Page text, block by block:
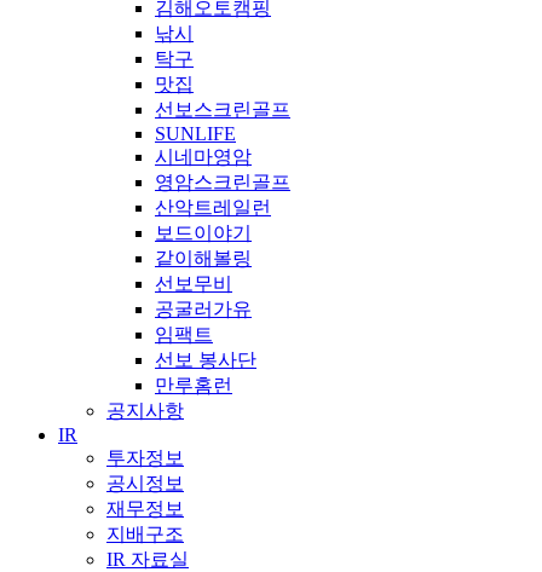
김해오토캠핑
낚시
탁구
맛집
선보스크린골프
SUNLIFE
시네마영암
영암스크린골프
산악트레일런
보드이야기
같이해볼링
선보무비
공굴러가유
임팩트
선보 봉사단
만루홈런
공지사항
IR
투자정보
공시정보
재무정보
지배구조
IR 자료실